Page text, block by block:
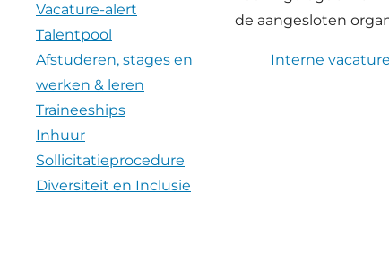
Vacature-alert
Talentpool
Afstuderen, stages en
werken & leren
Traineeships
Inhuur
Sollicitatieprocedure
Diversiteit en Inclusie
de aangesloten
Interne